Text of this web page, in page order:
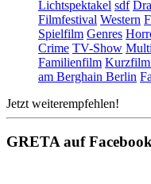
Lichtspektakel sdf
Filmfestival Western
Spielfilm Genres
Crime TV-Show
Familienfilm
am Berghain Berlin
Jetzt weiterempfehlen!
GRETA auf